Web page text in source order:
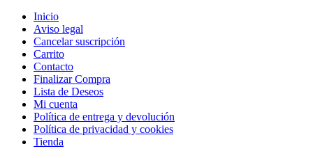
Inicio
Aviso legal
Cancelar suscripción
Carrito
Contacto
Finalizar Compra
Lista de Deseos
Mi cuenta
Política de entrega y devolución
Política de privacidad y cookies
Tienda